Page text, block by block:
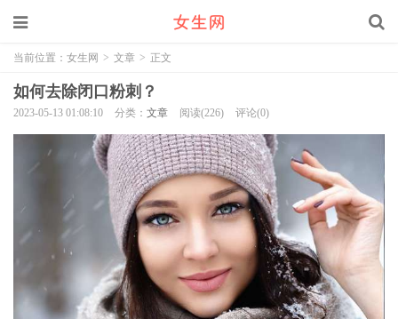
当前位置： 女生网 > 文章 > 正文
如何去除闭口粉刺？
2023-05-13 01:08:10 分类： 文章 阅读(226) 评论(0)